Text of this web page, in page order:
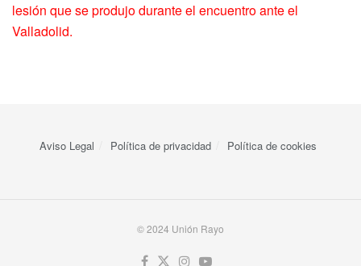
lesión que se produjo durante el encuentro ante el
Valladolid.
Aviso Legal Política de privacidad Política de cookies
© 2024 Unión Rayo